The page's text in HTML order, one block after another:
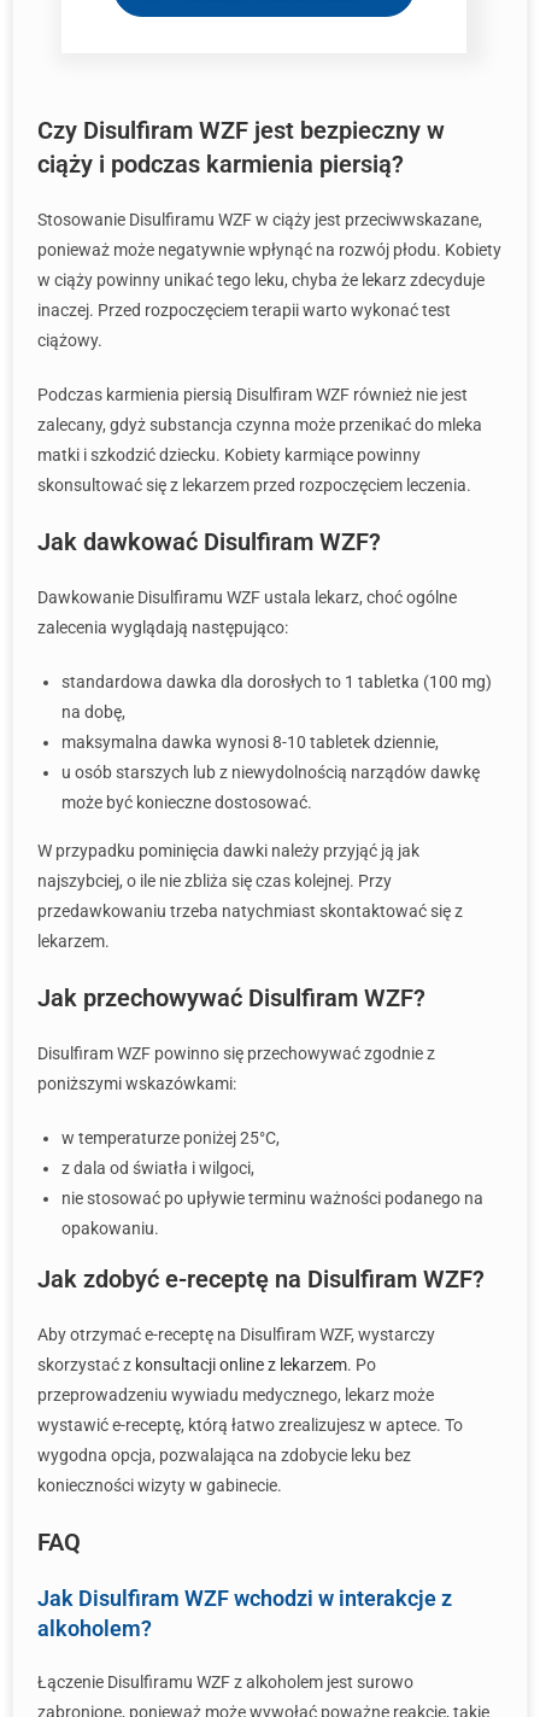
Czy Disulfiram WZF jest bezpieczny w
ciąży i podczas karmienia piersią?
Stosowanie Disulfiramu WZF w ciąży jest przeciwwskazane,
ponieważ może negatywnie wpłynąć na rozwój płodu. Kobiety
w ciąży powinny unikać tego leku, chyba że lekarz zdecyduje
inaczej. Przed rozpoczęciem terapii warto wykonać test
ciążowy.
Podczas karmienia piersią Disulfiram WZF również nie jest
zalecany, gdyż substancja czynna może przenikać do mleka
matki i szkodzić dziecku. Kobiety karmiące powinny
skonsultować się z lekarzem przed rozpoczęciem leczenia.
Jak dawkować Disulfiram WZF?
Dawkowanie Disulfiramu WZF ustala lekarz, choć ogólne
zalecenia wyglądają następująco:
standardowa dawka dla dorosłych to 1 tabletka (100 mg)
na dobę,
maksymalna dawka wynosi 8-10 tabletek dziennie,
u osób starszych lub z niewydolnością narządów dawkę
może być konieczne dostosować.
W przypadku pominięcia dawki należy przyjąć ją jak
najszybciej, o ile nie zbliża się czas kolejnej. Przy
przedawkowaniu trzeba natychmiast skontaktować się z
lekarzem.
Jak przechowywać Disulfiram WZF?
Disulfiram WZF powinno się przechowywać zgodnie z
poniższymi wskazówkami:
w temperaturze poniżej 25°C,
z dala od światła i wilgoci,
nie stosować po upływie terminu ważności podanego na
opakowaniu.
Jak zdobyć e-receptę na Disulfiram WZF?
Aby otrzymać e-receptę na Disulfiram WZF, wystarczy
skorzystać z konsultacji online z lekarzem. Po
przeprowadzeniu wywiadu medycznego, lekarz może
wystawić e-receptę, którą łatwo zrealizujesz w aptece. To
wygodna opcja, pozwalająca na zdobycie leku bez
konieczności wizyty w gabinecie.
FAQ
Jak Disulfiram WZF wchodzi w interakcje z
alkoholem?
Łączenie Disulfiramu WZF z alkoholem jest surowo
zabronione, ponieważ może wywołać poważne reakcje, takie